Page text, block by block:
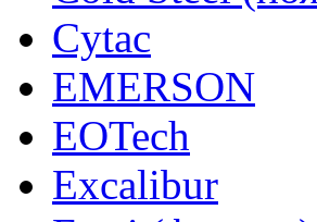
Cytac
EMERSON
EOTech
Excalibur